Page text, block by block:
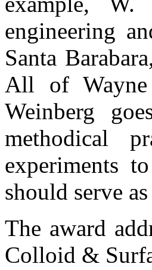
engineering
Santa
All of Wayne
Weinberg
methodical
experiments
should serve
The award
Colloid &